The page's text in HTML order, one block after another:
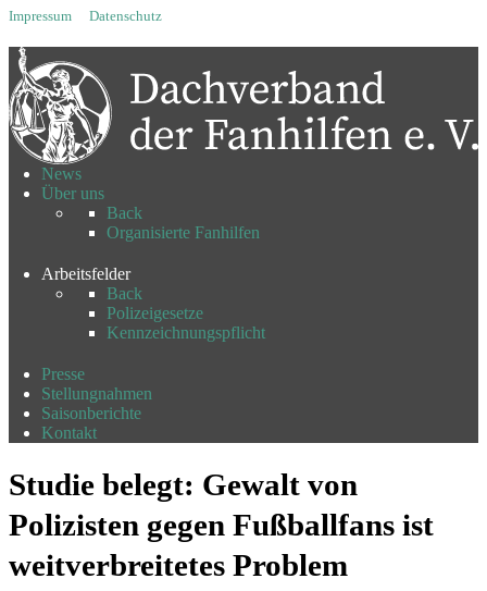
Impressum Datenschutz
News
Über uns
Back
Organisierte Fanhilfen
Arbeitsfelder
Back
Polizeigesetze
Kennzeichnungspflicht
Presse
Stellungnahmen
Saisonberichte
Kontakt
Studie belegt: Gewalt von
Polizisten gegen Fußballfans ist
weitverbreitetes Problem